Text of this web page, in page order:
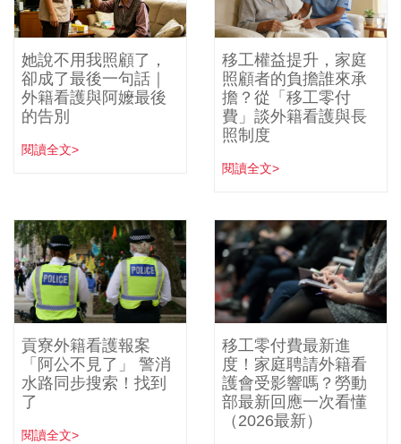
她說不用我照顧了，
卻成了最後一句話｜
外籍看護與阿嬤最後
的告別
閱讀全文>
移工權益提升，家庭
照顧者的負擔誰來承
擔？從「移工零付
費」談外籍看護與長
照制度
閱讀全文>
貢寮外籍看護報案
「阿公不見了」 警消
水路同步搜索！找到
了
閱讀全文>
移工零付費最新進
度！家庭聘請外籍看
護會受影響嗎？勞動
部最新回應一次看懂
（2026最新）